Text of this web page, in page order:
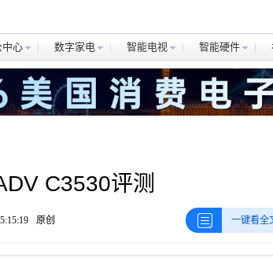
中心 数字家电 智能电视 智能硬件
C3530评测
原创 一键看全